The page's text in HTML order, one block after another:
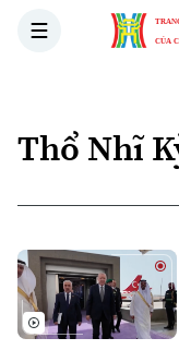
CỦA
Thổ Nhĩ